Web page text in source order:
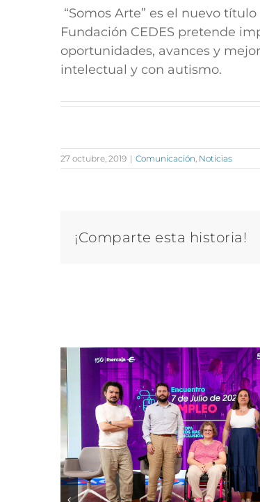
“Somos Arte” es el nuevo
Fundación CEDES pretende
oportunidades, avances y
intelectual y con autismo.
27 octubre, 2019 | Comunicación Noticias
¡Comparte esta historia!